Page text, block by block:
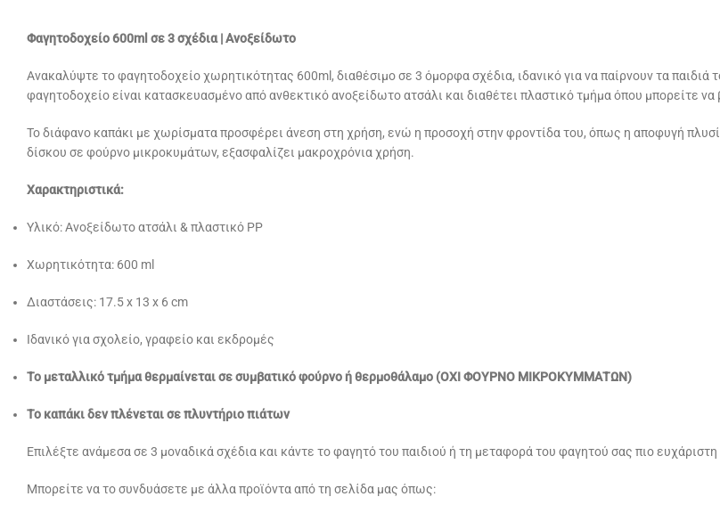
Φαγητοδοχείο 600ml σε 3 σχέδια | Ανοξείδωτο
Ανακαλύψτε το φαγητοδοχείο χωρητικότητας 600ml, διαθέσιμο σε 3 όμορφα σχέδια, ιδανικό για να παίρνουν τα
φαγητοδοχείο είναι κατασκευασμένο από ανθεκτικό ανοξείδωτο ατσάλι και διαθέτει πλαστικό τμήμα όπου μπορείτε
Το διάφανο καπάκι με χωρίσματα προσφέρει άνεση στη χρήση, ενώ η προσοχή στην φροντίδα του, όπως η αποφυγή
δίσκου σε φούρνο μικροκυμάτων, εξασφαλίζει μακροχρόνια χρήση.
Χαρακτηριστικά:
Υλικό: Ανοξείδωτο ατσάλι & πλαστικό PP
Χωρητικότητα: 600 ml
Διαστάσεις: 17.5 x 13 x 6 cm
Ιδανικό για σχολείο, γραφείο και εκδρομές
Το μεταλλικό τμήμα θερμαίνεται σε συμβατικό φούρνο ή θερμοθάλαμο (OXI ΦΟΥΡΝΟ ΜΙΚΡΟΚΥΜΜΑΤΩΝ)
Το καπάκι δεν πλένεται σε πλυντήριο πιάτων
Επιλέξτε ανάμεσα σε 3 μοναδικά σχέδια και κάντε το φαγητό του παιδιού ή τη μεταφορά του φαγητού σας πιο ευχάριστη
Μπορείτε να το συνδυάσετε με άλλα προϊόντα από τη σελίδα μας όπως: